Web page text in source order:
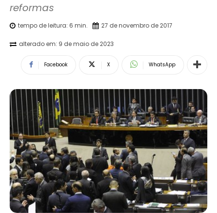
reformas
tempo de leitura: 6 min. 27 de novembro de 2017
alterado em: 9 de maio de 2023
Facebook X WhatsApp